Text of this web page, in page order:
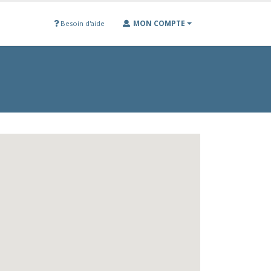
Besoin d'aide MON COMPTE